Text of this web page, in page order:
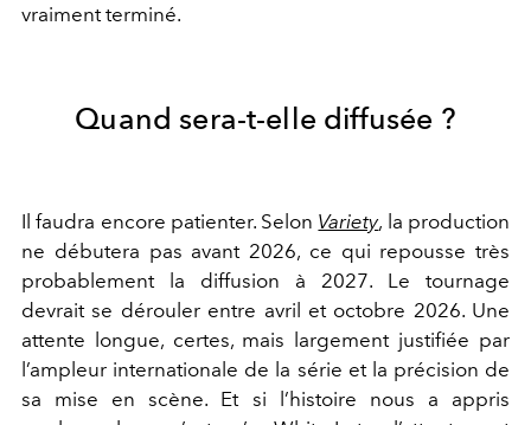
vraiment terminé.
Quand sera-t-elle diffusée ?
Il faudra encore patienter. Selon Variety, la production
ne débutera pas avant 2026, ce qui repousse très
probablement la diffusion à 2027. Le tournage
devrait se dérouler entre avril et octobre 2026. Une
attente longue, certes, mais largement justifiée par
l’ampleur internationale de la série et la précision de
sa mise en scène. Et si l’histoire nous a appris